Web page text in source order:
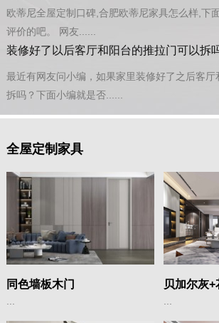
欧蒂尼全屋定制口碑,合肥欧蒂尼家具怎么样,下
评价的吧。 网友......
装修好了以后客厅和阳台的推拉门可以拆
最近有网友问小编，如果家里装修好了之后客厅
拆吗？下面小编就是否......
全屋定制家具
同色墙板木门 贝加尔灰